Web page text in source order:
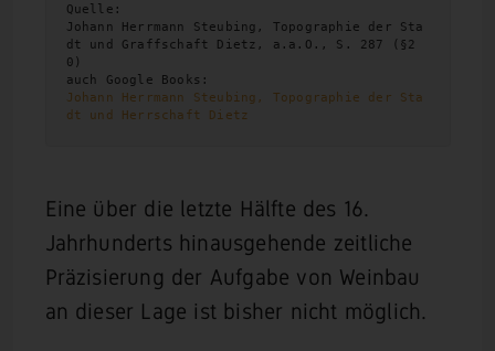
Quelle:
Johann Herrmann Steubing, Topographie der Sta
dt und Graffschaft Dietz, a.a.O., S. 287 (§2
0)
Johann Herrmann Steubing, Topographie der Sta
dt und Herrschaft Dietz
Eine über die letzte Hälfte des 16.
Jahrhunderts hinausgehende zeitliche
Präzisierung der Aufgabe von Weinbau
an dieser Lage ist bisher nicht möglich.